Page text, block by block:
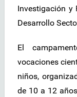
Investigación y
Desarrollo
El
vocaciones
niños,
de 10 a 12